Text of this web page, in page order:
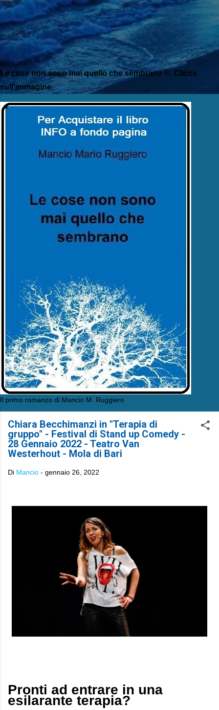
Le cose non sono mai quello che sembrano ©. Clicca
sull'immagine.
Il primo romanzo di Mancio M. Ruggiero
Chiara Becchimanzi in "Terapia di
gruppo" - Festival di Stand up Comedy -
28 Gennaio 2022 - Teatro Van
Westerhout - Mola di Bari
Di Mancio - gennaio 26, 2022
Pronti ad entrare in una
esilarante terapia?